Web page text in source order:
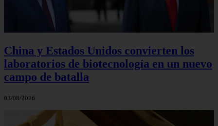
China y Estados Unidos convierten los
laboratorios de biotecnología en un nuevo
campo de batalla
03/08/2026